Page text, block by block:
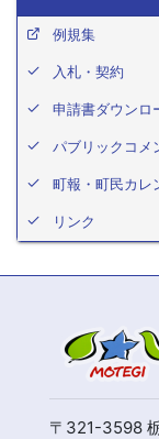
例規集
入札・契約
申請書ダウンロ
パブリックコメ
町報・町民カレ
リンク
〒321-3598